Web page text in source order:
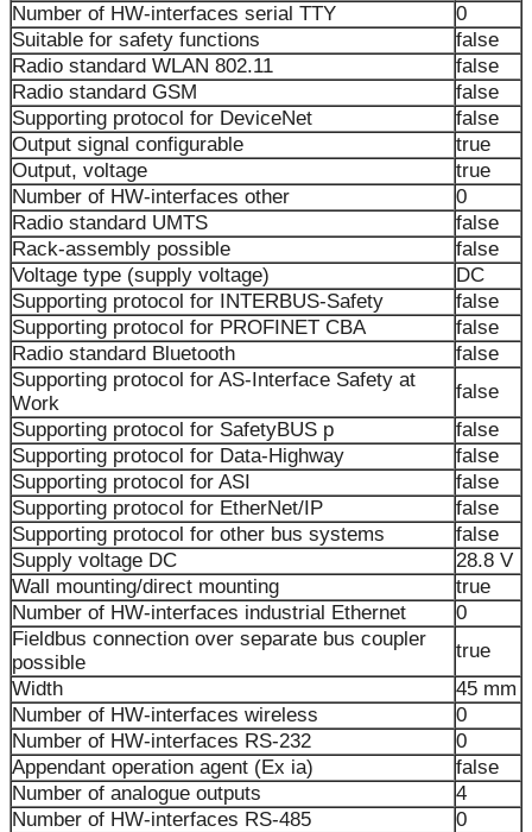
Number of HW-interfaces serial TTY
0
Suitable for safety functions
false
Radio standard WLAN 802.11
false
Radio standard GSM
false
Supporting protocol for DeviceNet
false
Output signal configurable
true
Output, voltage
true
Number of HW-interfaces other
0
Radio standard UMTS
false
Rack-assembly possible
false
Voltage type (supply voltage)
DC
Supporting protocol for INTERBUS-Safety
false
Supporting protocol for PROFINET CBA
false
Radio standard Bluetooth
false
Supporting protocol for AS-Interface Safety at
Work
false
Supporting protocol for SafetyBUS p
false
Supporting protocol for Data-Highway
false
Supporting protocol for ASI
false
Supporting protocol for EtherNet/IP
false
Supporting protocol for other bus systems
false
Supply voltage DC
28.8 V
Wall mounting/direct mounting
true
Number of HW-interfaces industrial Ethernet
0
Fieldbus connection over separate bus coupler
possible
true
Width
45 mm
Number of HW-interfaces wireless
0
Number of HW-interfaces RS-232
0
Appendant operation agent (Ex ia)
false
Number of analogue outputs
4
Number of HW-interfaces RS-485
0